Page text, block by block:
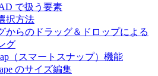
で扱う要素
択方法
からのドラッグ＆ドロップによる
グ
（スマートスナップ）機能
のサイズ編集